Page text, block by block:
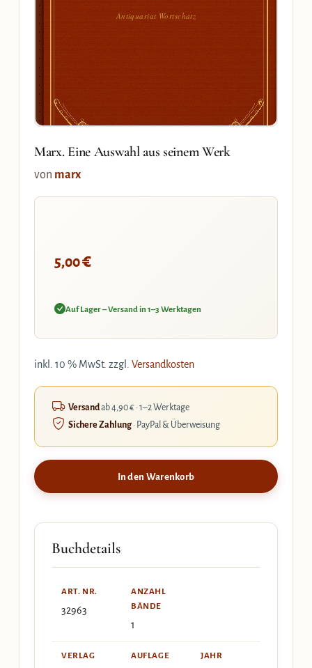
Antiquariat Wortschatz
Marx. Eine Auswahl aus seinem Werk
von marx
5,00€
Auf Lager – Versand in 1–3 Werktagen
inkl. 10 % MwSt. zzgl. Versandkosten
Versandab 4,90 € · 1–2 Werktage
Sichere Zahlung· PayPal & Überweisung
In den Warenkorb
Buchdetails
ART. NR.
32963
ANZAHL
BÄNDE
1
VERLAG AUFLAGE JAHR